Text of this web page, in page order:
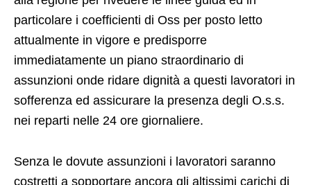
particolare i coefficienti di Oss per posto letto
attualmente in vigore e predisporre
immediatamente un piano straordinario di
assunzioni onde ridare dignità a questi lavoratori in
sofferenza ed assicurare la presenza degli O.s.s.
nei reparti nelle 24 ore giornaliere.
Senza le dovute assunzioni i lavoratori saranno
costretti a sopportare ancora gli altissimi carichi di